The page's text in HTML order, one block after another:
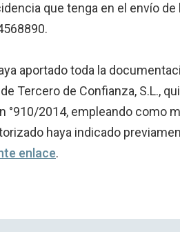
que tenga en el envío
aportado toda la
Tercero de Confianza, S.L.,
°910/2014, empleando como
haya indicado
enlace.